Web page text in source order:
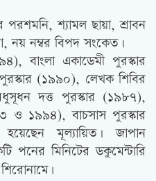
শ্যামল ছায়া, শ্রাবন
নয় নম্বর বিপদ সংকেত।
বাংলা একাডেমী পুরস্কার
(১৯৯০), লেখক শিবির
দত্ত পুরস্কার (১৯৮৭),
ও ১৯৯৪), বাচসাস পুরস্কার
মূল্যায়িত। জাপান
পনের মিনিটের ডকুমেন্টারি